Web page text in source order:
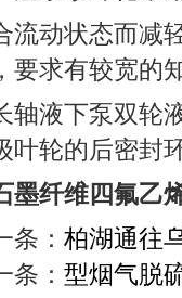
流动状态而减
要求有较宽的
轴液下泵双轮
叶轮的后密封
墨纤维四氟乙
条： 柏湖通往
条： 型烟气脱